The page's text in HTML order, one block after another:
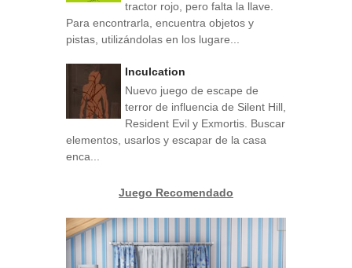
tractor rojo, pero falta la llave.
Para encontrarla, encuentra objetos y
pistas, utilizándolas en los lugare...
Inculcation
Nuevo juego de escape de
terror de influencia de Silent Hill,
Resident Evil y Exmortis. Buscar
elementos, usarlos y escapar de la casa
enca...
Juego Recomendado